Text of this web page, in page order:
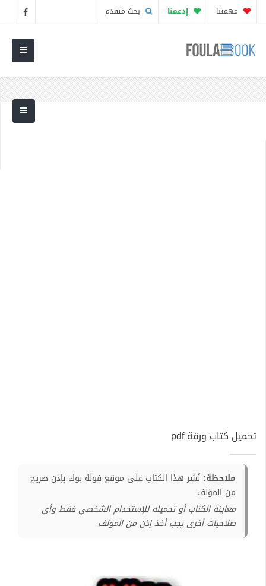
مهمتنا إدعمنا بحث متقدم
تحميل كتاب ورقة pdf
ملاحظة: نُشر هذا الكتاب على موقع فولة بوك بإذن صريح
من المؤلف
معاينة الكتاب أو تحميله للإستخدام الشخصي فقط وأي
صلاحيات أخرى يجب أخذ إذن من المؤلف